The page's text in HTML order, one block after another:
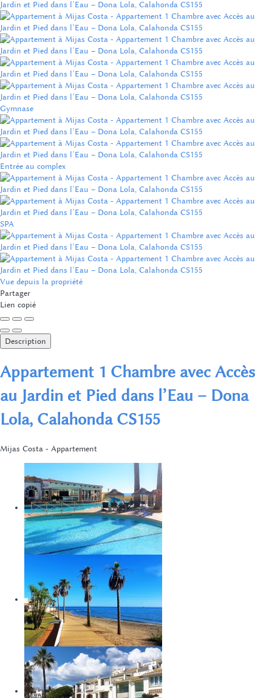
Gymnase
Entrée au complex
SPA
Vue depuis la propriété
Partager
Lien copié
Description
Appartement 1 Chambre avec Accès
au Jardin et Pied dans l’Eau – Dona
Lola, Calahonda CS155
Mijas Costa - Appartement